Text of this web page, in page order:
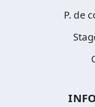
P. de